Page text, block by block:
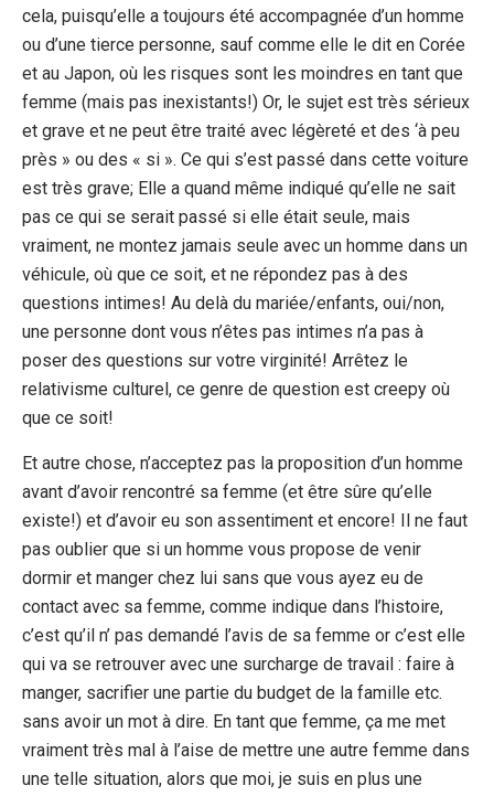
cela, puisqu’elle a toujours été accompagnée d’un homme
ou d’une tierce personne, sauf comme elle le dit en Corée
et au Japon, où les risques sont les moindres en tant que
femme (mais pas inexistants!) Or, le sujet est très sérieux
et grave et ne peut être traité avec légèreté et des ‘à peu
près » ou des « si ». Ce qui s’est passé dans cette voiture
est très grave; Elle a quand même indiqué qu’elle ne sait
pas ce qui se serait passé si elle était seule, mais
vraiment, ne montez jamais seule avec un homme dans un
véhicule, où que ce soit, et ne répondez pas à des
questions intimes! Au delà du mariée/enfants, oui/non,
une personne dont vous n’êtes pas intimes n’a pas à
poser des questions sur votre virginité! Arrêtez le
relativisme culturel, ce genre de question est creepy où
que ce soit!
Et autre chose, n’acceptez pas la proposition d’un homme
avant d’avoir rencontré sa femme (et être sûre qu’elle
existe!) et d’avoir eu son assentiment et encore! Il ne faut
pas oublier que si un homme vous propose de venir
dormir et manger chez lui sans que vous ayez eu de
contact avec sa femme, comme indique dans l’histoire,
c’est qu’il n’ pas demandé l’avis de sa femme or c’est elle
qui va se retrouver avec une surcharge de travail : faire à
manger, sacrifier une partie du budget de la famille etc.
sans avoir un mot à dire. En tant que femme, ça me met
vraiment très mal à l’aise de mettre une autre femme dans
une telle situation, alors que moi, je suis en plus une